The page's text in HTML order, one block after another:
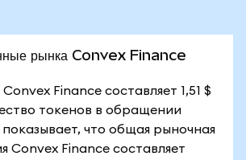
рынка Convex Finance
Finance составляет 1,51 $
токенов в обращении
показывает, что общая рыночная
Convex Finance составляет